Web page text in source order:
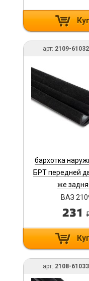
арт: 2109-
бархотка
БРТ передней
же
6103290-
ВАЗ
231
арт: 2108-